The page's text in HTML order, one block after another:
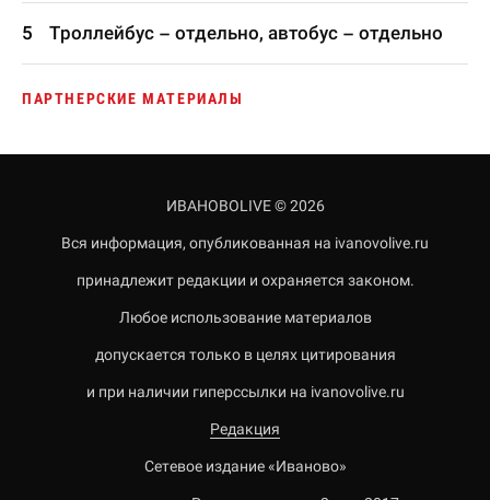
Троллейбус – отдельно, автобус – отдельно
ПАРТНЕРСКИЕ МАТЕРИАЛЫ
ИВАНОВОLIVE © 2026
Вся информация, опубликованная на ivanovolive.ru
принадлежит редакции и охраняется законом.
Любое использование материалов
допускается только в целях цитирования
и при наличии гиперссылки на ivanovolive.ru
Редакция
Сетевое издание «Иваново»